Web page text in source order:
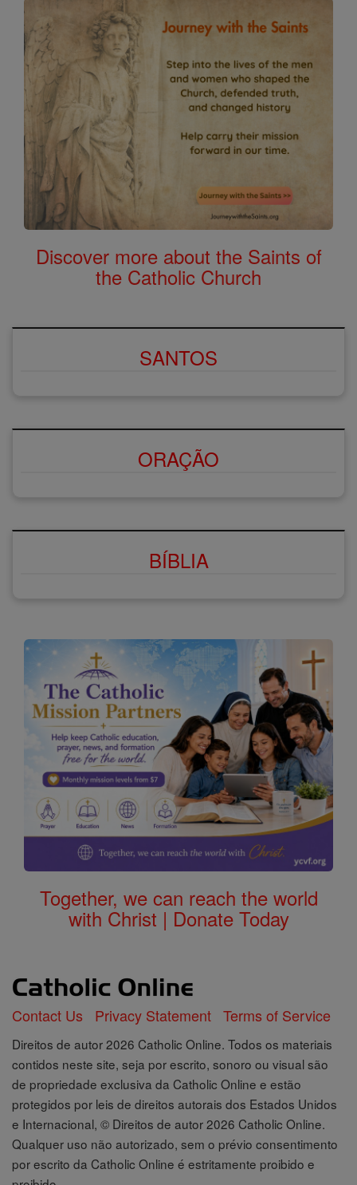
Discover more about the Saints of
the Catholic Church
SANTOS
ORAÇÃO
BÍBLIA
Together, we can reach the world
with Christ | Donate Today
Contact Us Privacy Statement Terms of Service
Direitos de autor 2026 Catholic Online. Todos os materiais
contidos neste site, seja por escrito, sonoro ou visual são
de propriedade exclusiva da Catholic Online e estão
protegidos por leis de direitos autorais dos Estados Unidos
e Internacional, © Direitos de autor 2026 Catholic Online.
Qualquer uso não autorizado, sem o prévio consentimento
por escrito da Catholic Online é estritamente proibido e